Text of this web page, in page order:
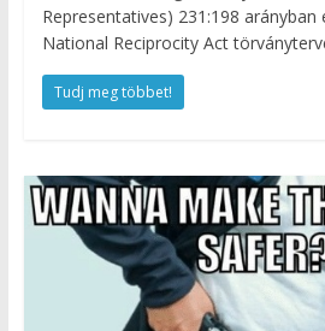
Representatives) 231:198
National Reciprocity Act
Tudj meg többet!